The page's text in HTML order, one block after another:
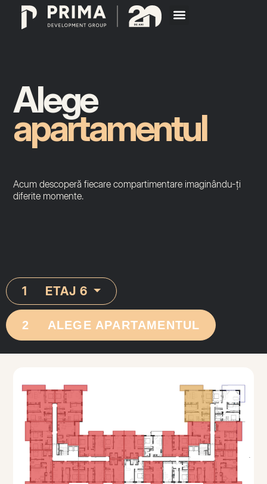
Alege
apartamentul
Acum descoperă fiecare compartimentare imaginându-ți
diferite momente.
1 ETAJ 6
2 ALEGE APARTAMENTUL